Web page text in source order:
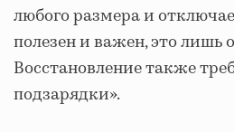
любого размера и
полезен и важен, это лишь
Восстановление также
подзарядки».